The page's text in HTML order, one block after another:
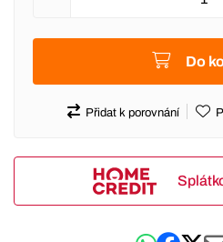
Do
Přidat k porovnání